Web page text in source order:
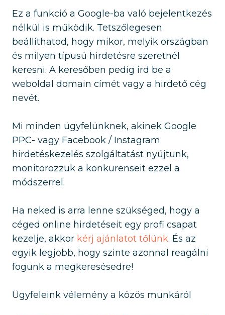
Ez a funkció a Google-ba való bejelentkezés
nélkül is működik. Tetszőlegesen
beállíthatod, hogy mikor, melyik országban
és milyen típusú hirdetésre szeretnél
keresni. A keresőben pedig írd be a
weboldal domain címét vagy a hirdető cég
nevét.
Mi minden ügyfelünknek, akinek Google
PPC- vagy Facebook / Instagram
hirdetéskezelés szolgáltatást nyújtunk,
monitorozzuk a konkurenseit ezzel a
módszerrel.
Ha neked is arra lenne szükséged, hogy a
céged online hirdetéseit egy profi csapat
kezelje, akkor kérj ajánlatot tőlünk. És az
egyik legjobb, hogy szinte azonnal reagálni
fogunk a megkeresésedre!
Ügyfeleink vélemény a közös munkáról